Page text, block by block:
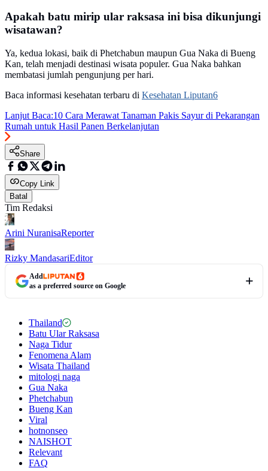
Apakah batu mirip ular raksasa ini bisa dikunjungi
wisatawan?
Ya, kedua lokasi, baik di Phetchabun maupun Gua Naka di Bueng
Kan, telah menjadi destinasi wisata populer. Gua Naka bahkan
membatasi jumlah pengunjung per hari.
Baca informasi kesehatan terbaru di Kesehatan Liputan6
Lanjut Baca:10 Cara Merawat Tanaman Pakis Sayur di Pekarangan
Rumah untuk Hasil Panen Berkelanjutan
Share
Copy Link
Batal
Tim Redaksi
Arini NuranisaReporter
Rizky MandasariEditor
Add
as a preferred source on Google
Thailand
Batu Ular Raksasa
Naga Tidur
Fenomena Alam
Wisata Thailand
mitologi naga
Gua Naka
Phetchabun
Bueng Kan
Viral
hotnonseo
NAISHOT
Relevant
FAQ